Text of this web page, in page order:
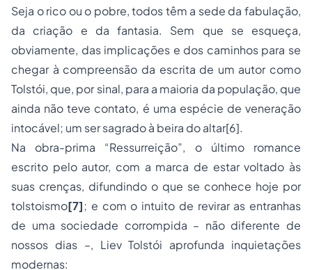
Seja o rico ou o pobre, todos têm a sede da fabulação,
da criação e da fantasia. Sem que se esqueça,
obviamente, das implicações e dos caminhos para se
chegar à compreensão da escrita de um autor como
Tolstói, que, por sinal, para a maioria da população, que
ainda não teve contato, é uma espécie de veneração
intocável; um ser sagrado à beira do altar[6].
Na obra-prima “Ressurreição”, o último romance
escrito pelo autor, com a marca de estar voltado às
suas crenças, difundindo o que se conhece hoje por
tolstoismo[7]; e com o intuito de revirar as entranhas
de uma sociedade corrompida – não diferente de
nossos dias –, Liev Tolstói aprofunda inquietações
modernas: